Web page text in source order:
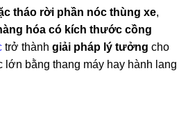
tháo rời phần nóc thùng xe,
hóa có kích thước cồng
trở thành giải pháp lý tưởng cho
lớn bằng thang máy hay hành lang